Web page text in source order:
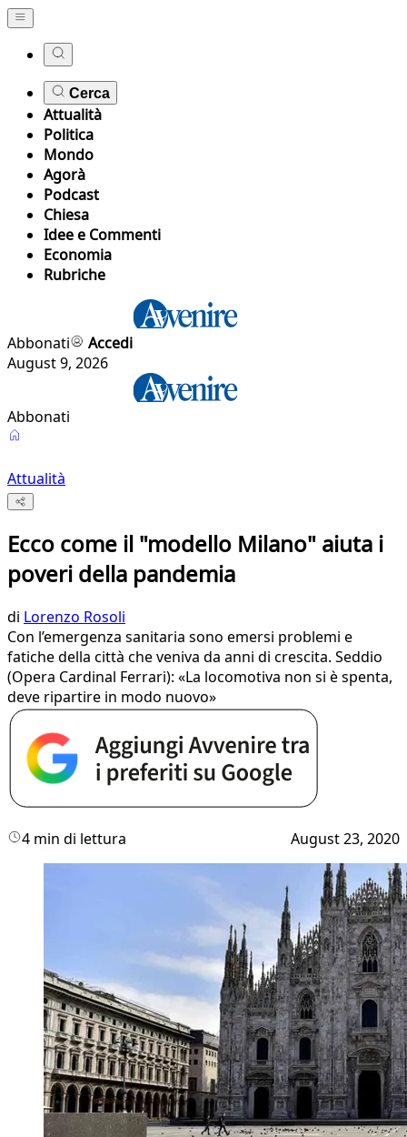
Cerca
Attualità
Politica
Mondo
Agorà
Podcast
Chiesa
Idee e Commenti
Economia
Rubriche
Abbonati
Accedi
August 9, 2026
Abbonati
Attualità
Ecco come il "modello Milano" aiuta i
poveri della pandemia
di Lorenzo Rosoli
Con l’emergenza sanitaria sono emersi problemi e
fatiche della città che veniva da anni di crescita. Seddio
(Opera Cardinal Ferrari): «La locomotiva non si è spenta,
deve ripartire in modo nuovo»
4 min di lettura August 23, 2020